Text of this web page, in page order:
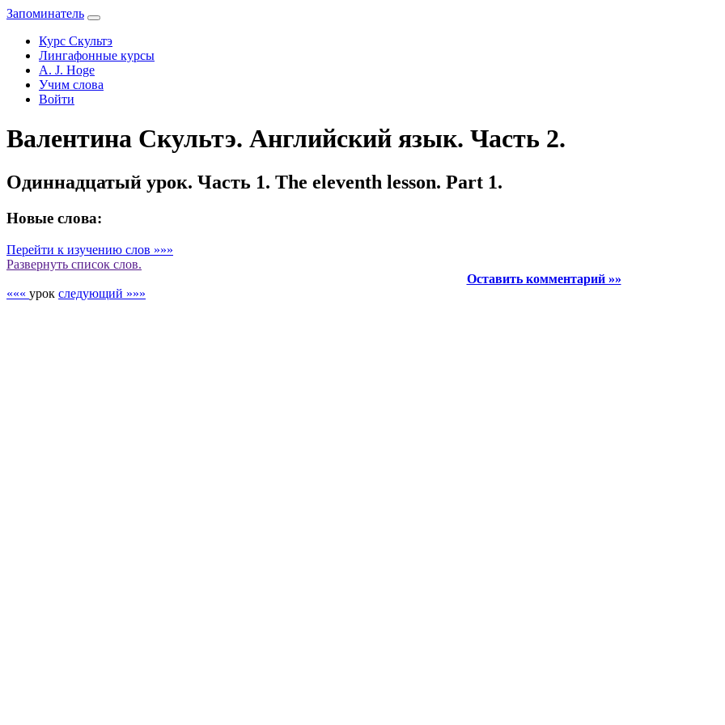
Запоминатель
Курс Скультэ
Лингафонные курсы
A. J. Hoge
Учим слова
Войти
Валентина Скультэ. Английский язык. Часть 2.
Одиннадцатый урок. Часть 1. The eleventh lesson. Part 1.
Новые слова:
Перейти к изучению слов »»»
Развернуть список слов.
Оставить комментарий »»
««« урок следующий »»»